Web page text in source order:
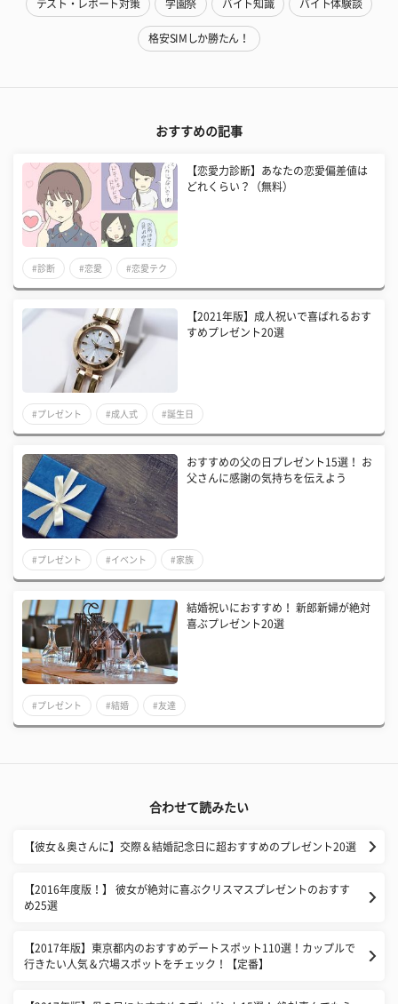
テスト・レポート対策 学園祭 バイト知識 バイト体験談
格安SIMしか勝たん！
おすすめの記事
【恋愛力診断】あなたの恋愛偏差値は
どれくらい？（無料）
#診断 #恋愛 #恋愛テク
【2021年版】成人祝いで喜ばれるおす
すめプレゼント20選
#プレゼント #成人式 #誕生日
おすすめの父の日プレゼント15選！ お
父さんに感謝の気持ちを伝えよう
#プレゼント #イベント #家族
結婚祝いにおすすめ！ 新郎新婦が絶対
喜ぶプレゼント20選
#プレゼント #結婚 #友達
合わせて読みたい
【彼女＆奥さんに】交際＆結婚記念日に超おすすめのプレゼント20選
【2016年度版！】 彼女が絶対に喜ぶクリスマスプレゼントのおすす
め25選
【2017年版】東京都内のおすすめデートスポット110選！カップルで
行きたい人気＆穴場スポットをチェック！【定番】